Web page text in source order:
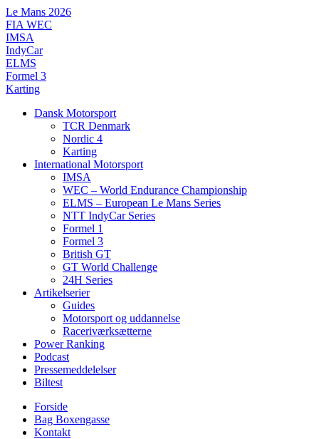
Videre
til
indhold
Le Mans 2026
FIA WEC
IMSA
IndyCar
ELMS
Formel 3
Karting
Dansk Motorsport
TCR Denmark
Nordic 4
Karting
International Motorsport
IMSA
WEC – World Endurance Championship
ELMS – European Le Mans Series
NTT IndyCar Series
Formel 1
Formel 3
British GT
GT World Challenge
24H Series
Artikelserier
Guides
Motorsport og uddannelse
Raceriværksætterne
Power Ranking
Podcast
Pressemeddelelser
Biltest
Forside
Bag Boxengasse
Kontakt